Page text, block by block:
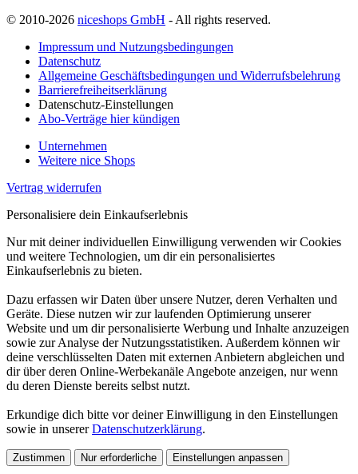
© 2010-2026 niceshops GmbH - All rights reserved.
Impressum und Nutzungsbedingungen
Datenschutz
Allgemeine Geschäftsbedingungen und Widerrufsbelehrung
Barrierefreiheitserklärung
Datenschutz-Einstellungen
Abo-Verträge hier kündigen
Unternehmen
Weitere nice Shops
Vertrag widerrufen
Personalisiere dein Einkaufserlebnis
Nur mit deiner individuellen Einwilligung verwenden wir Cookies
und weitere Technologien, um dir ein personalisiertes
Einkaufserlebnis zu bieten.
Dazu erfassen wir Daten über unsere Nutzer, deren Verhalten und
Geräte. Diese nutzen wir zur laufenden Optimierung unserer
Website und um dir personalisierte Werbung und Inhalte anzuzeigen
sowie zur Analyse der Nutzungsstatistiken. Außerdem können wir
deine verschlüsselten Daten mit externen Anbietern abgleichen und
dir über deren Online-Werbekanäle Angebote anzeigen, nur wenn
du deren Dienste bereits selbst nutzt.
Erkundige dich bitte vor deiner Einwilligung in den Einstellungen
sowie in unsererDatenschutzerklärung.
Zustimmen Nur erforderliche Einstellungen anpassen